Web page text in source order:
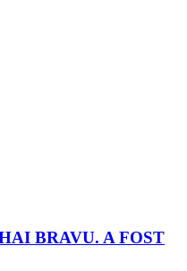
BRAVU. A FOST